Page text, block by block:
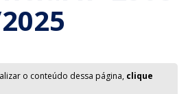
o conteúdo dessa página, clique